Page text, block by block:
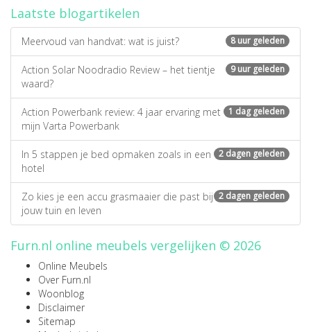
Laatste blogartikelen
8 uur geleden
Meervoud van handvat: wat is juist?
9 uur geleden
Action Solar Noodradio Review – het tientje
waard?
1 dag geleden
Action Powerbank review: 4 jaar ervaring met
mijn Varta Powerbank
2 dagen geleden
In 5 stappen je bed opmaken zoals in een
hotel
2 dagen geleden
Zo kies je een accu grasmaaier die past bij
jouw tuin en leven
Furn.nl online meubels vergelijken © 2026
Online Meubels
Over Furn.nl
Woonblog
Disclaimer
Sitemap